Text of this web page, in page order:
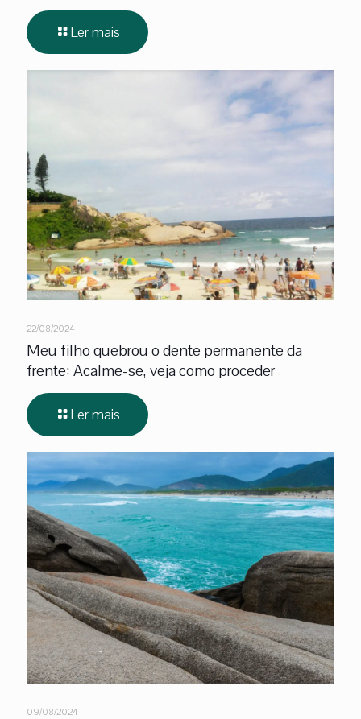
Ler mais
22/08/2024
Meu filho quebrou o dente permanente da
frente: Acalme-se, veja como proceder
Ler mais
09/08/2024